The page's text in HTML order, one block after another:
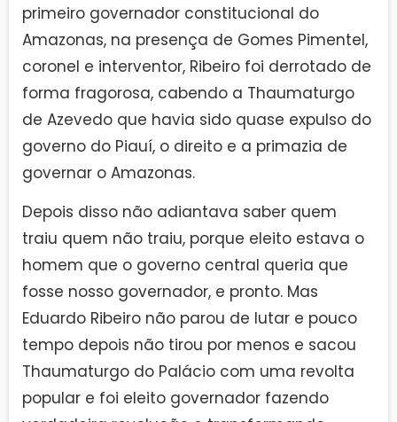
primeiro governador constitucional do
Amazonas, na presença de Gomes Pimentel,
coronel e interventor, Ribeiro foi derrotado de
forma fragorosa, cabendo a Thaumaturgo
de Azevedo que havia sido quase expulso do
governo do Piauí, o direito e a primazia de
governar o Amazonas.
Depois disso não adiantava saber quem
traiu quem não traiu, porque eleito estava o
homem que o governo central queria que
fosse nosso governador, e pronto. Mas
Eduardo Ribeiro não parou de lutar e pouco
tempo depois não tirou por menos e sacou
Thaumaturgo do Palácio com uma revolta
popular e foi eleito governador fazendo